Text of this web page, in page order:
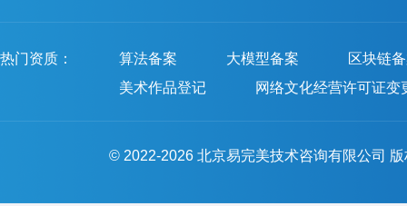
热门资质： 算法备案 大模型备案
区块链
美术作品登记
网络文化经营许可证变
© 2022-2026 北京易完美技术咨询有限公司 版